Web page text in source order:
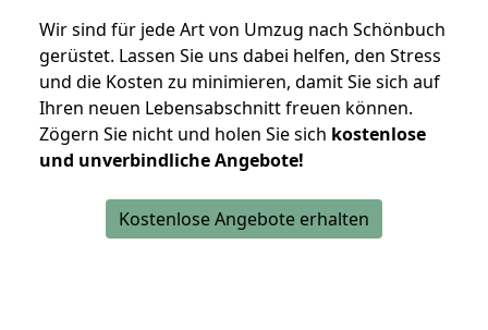
Wir sind für jede Art von Umzug nach Schönbuch
gerüstet. Lassen Sie uns dabei helfen, den Stress
und die Kosten zu minimieren, damit Sie sich auf
Ihren neuen Lebensabschnitt freuen können.
Zögern Sie nicht und holen Sie sich kostenlose
und unverbindliche Angebote!
Kostenlose Angebote erhalten